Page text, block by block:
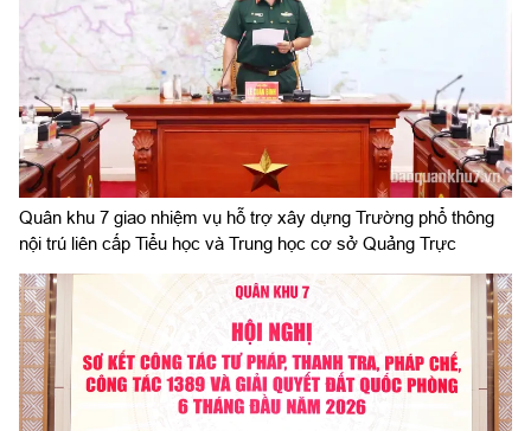
Quân khu 7 giao nhiệm vụ hỗ trợ xây dựng Trường phổ thông
nội trú liên cấp Tiểu học và Trung học cơ sở Quảng Trực